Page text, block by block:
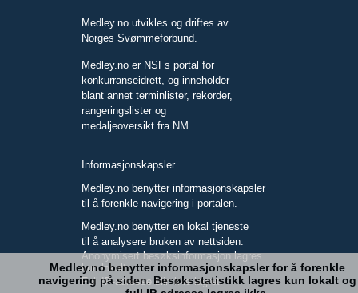
Medley.no utvikles og driftes av
Norges Svømmeforbund.
Medley.no er NSFs portal for
konkurranseidrett, og inneholder
blant annet terminlister, rekorder,
rangeringslister og
medaljeoversikt fra NM.
Informasjonskapsler
Medley.no benytter informasjonskapsler
til å forenkle navigering i portalen.
Medley.no benytter en lokal tjeneste
til å analysere bruken av nettsiden.
Anonymisert besøksinformasjon lagres
kun lokalt.
Full IP-adresse blir ikke lagret.
Medley.no benytter informasjonskapsler for å forenkle
navigering på siden. Besøksstatistikk lagres kun lokalt og